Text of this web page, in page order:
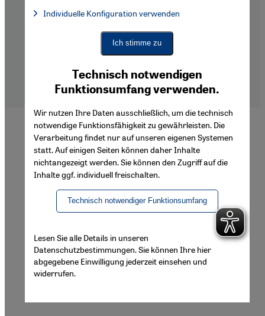
FooterAbout Us
Imprint
Privacy Policy
Declaration of Accessibility
Technisch notwendigen
Funktionsumfang verwenden.
Wir nutzen Ihre Daten ausschließlich, um die technisch
notwendige Funktionsfähigkeit zu gewährleisten. Die
Verarbeitung findet nur auf unseren eigenen Systemen
statt. Auf einigen Seiten können daher Inhalte
nichtangezeigt werden. Sie können den Zugriff auf die
Inhalte ggf. individuell freischalten.
Technisch notwendiger Funktionsumfang
Facebook Embed / Facebook Connect, Google Maps Embed,
Facebook Embed / Facebook Connect
Google Maps Embed
Individuelle Konfiguration verwenden
Ich stimme zu
Lesen Sie alle Details in unseren
Datenschutzbestimmungen. Sie können Ihre hier
abgegebene Einwilligung jederzeit einsehen und
widerrufen.